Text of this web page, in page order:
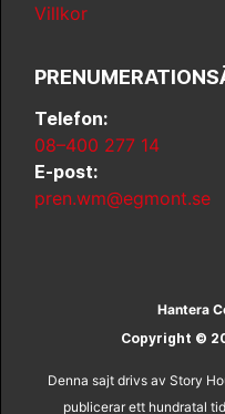
Villkor
Telefon:
08–400 277 14
E-post:
pren.wm@egmont.se
Hantera
Copyright ©
Denna sajt drivs av Story
publicerar ett hundratal